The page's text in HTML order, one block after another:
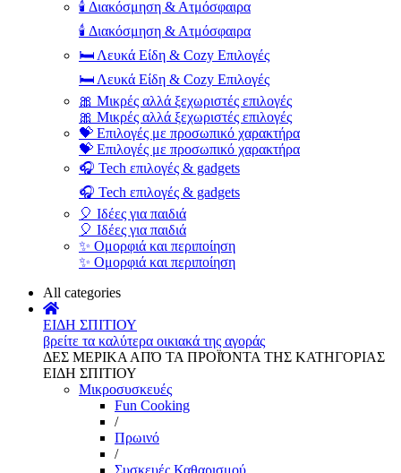
🕯️ Διακόσμηση & Ατμόσφαιρα
🕯️ Διακόσμηση & Ατμόσφαιρα
🛏️ Λευκά Είδη & Cozy Επιλογές
🛏️ Λευκά Είδη & Cozy Επιλογές
🎀 Μικρές αλλά ξεχωριστές επιλογές
🎀 Μικρές αλλά ξεχωριστές επιλογές
💝 Επιλογές με προσωπικό χαρακτήρα
💝 Επιλογές με προσωπικό χαρακτήρα
🎧 Tech επιλογές & gadgets
🎧 Tech επιλογές & gadgets
🎈 Ιδέες για παιδιά
🎈 Ιδέες για παιδιά
✨ Ομορφιά και περιποίηση
✨ Ομορφιά και περιποίηση
All categories
ΕΙΔΗ ΣΠΙΤΙΟΥ
βρείτε τα καλύτερα οικιακά της αγοράς
ΔΕΣ ΜΕΡΙΚΑ ΑΠΌ ΤΑ ΠΡΟΪΌΝΤΑ ΤΗΣ ΚΑΤΗΓΟΡΙΑΣ
ΕΙΔΗ ΣΠΙΤΙΟΥ
Μικροσυσκευές
Fun Cooking
/
Πρωινό
/
Συσκευές Καθαρισμού